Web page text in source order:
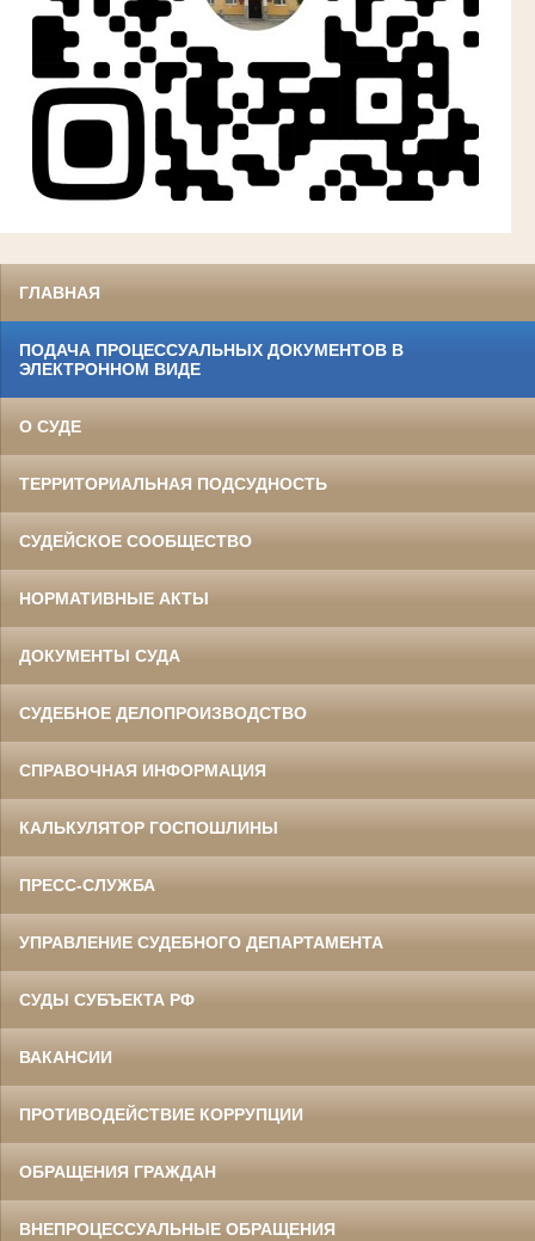
ГЛАВНАЯ
ПОДАЧА ПРОЦЕССУАЛЬНЫХ ДОКУМЕНТОВ В
ЭЛЕКТРОННОМ ВИДЕ
О СУДЕ
ТЕРРИТОРИАЛЬНАЯ ПОДСУДНОСТЬ
СУДЕЙСКОЕ СООБЩЕСТВО
НОРМАТИВНЫЕ АКТЫ
ДОКУМЕНТЫ СУДА
СУДЕБНОЕ ДЕЛОПРОИЗВОДСТВО
СПРАВОЧНАЯ ИНФОРМАЦИЯ
КАЛЬКУЛЯТОР ГОСПОШЛИНЫ
ПРЕСС-СЛУЖБА
УПРАВЛЕНИЕ СУДЕБНОГО ДЕПАРТАМЕНТА
СУДЫ СУБЪЕКТА РФ
ВАКАНСИИ
ПРОТИВОДЕЙСТВИЕ КОРРУПЦИИ
ОБРАЩЕНИЯ ГРАЖДАН
ВНЕПРОЦЕССУАЛЬНЫЕ ОБРАЩЕНИЯ